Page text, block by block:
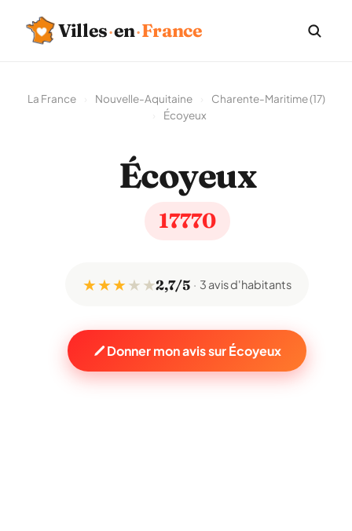
Villes·en·France
La France Nouvelle-Aquitaine
Charente-Maritime (17)
Écoyeux
Écoyeux
17770
★ ★ ★★ ★2,7/5 3 avis d'habitants
Donner mon avis sur Écoyeux